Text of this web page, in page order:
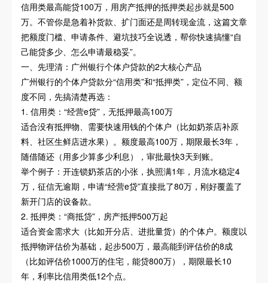
信用类最高能贷100万，用房产抵押的抵押类起步就是500
万。不管你是急着补货款、扩门面还是周转现金流，这篇文章
把额度门槛、申请条件、避坑技巧全说透，帮你快速搞懂“自
己能贷多少、怎么申请最稳妥”。
一、先理清：广州银行个体户贷款的2大核心产品
广州银行的个体户贷款分“信用类”和“抵押类”，定位不同、额
度不同，先搞清楚再选：
1. 信用类：“经营e贷”，无抵押最高100万
适合没有抵押物、需要快速用钱的个体户（比如奶茶店补原
料、社区生鲜店进水果）。额度最高100万，期限最长3年，
随借随还（用多少算多少利息），审批最快3天到账。
举个例子：开连锁奶茶店的小张，执照满1年，月流水稳定4
万，征信无逾期，申请“经营e贷”直接批了80万，刚好覆盖了
新开门店的设备款。
2. 抵押类：“商抵贷”，房产抵押500万起
适合资金需求大（比如开分店、进批量货）的个体户。额度以
抵押物评估价为基础，起步500万，最高能到评估价的8成
（比如评估价1000万的住宅，能贷800万），期限最长10
年，利率比信用类低12个点。